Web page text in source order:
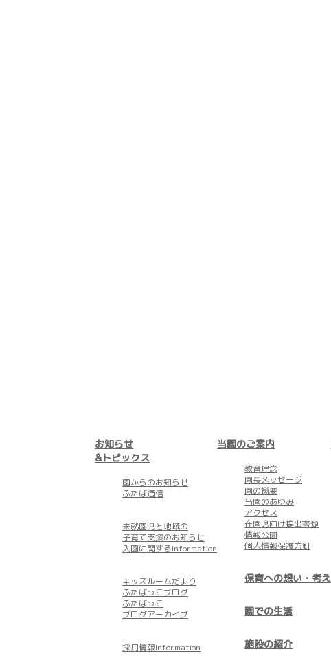
お知らせ
&トピックス
園からのお知らせ
ふたば通信
未就園児と地域の
子育て支援のお知らせ
入園に関するInformation
キッズルームだより
ふたばっこブログ
ふたばっこ
ブログアーカイブ
採用情報Information
当園のご案内
教育理念
園長メッセージ
園の概要
当園のあゆみ
アクセス
在園児向け提出書類
情報公開
個人情報保護方針
保育への想い・考え
園での生活
施設の紹介